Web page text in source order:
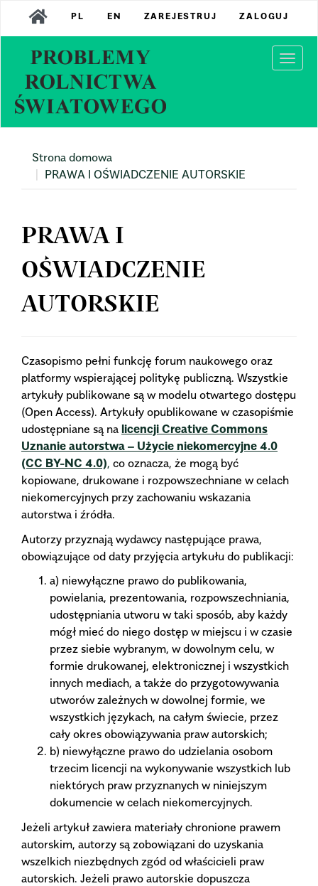
Main
Navigation
Content
Sidebar
PL EN ZAREJESTRUJ ZALOGUJ
Strona domowa
PRAWA I OŚWIADCZENIE AUTORSKIE
PRAWA I
OŚWIADCZENIE
AUTORSKIE
Czasopismo pełni funkcję forum naukowego oraz
platformy wspierającej politykę publiczną. Wszystkie
artykuły publikowane są w modelu otwartego dostępu
(Open Access). Artykuły opublikowane w czasopiśmie
udostępniane są na licencji Creative Commons
Uznanie autorstwa – Użycie niekomercyjne 4.0
(CC BY-NC 4.0), co oznacza, że mogą być
kopiowane, drukowane i rozpowszechniane w celach
niekomercyjnych przy zachowaniu wskazania
autorstwa i źródła.
Autorzy przyznają wydawcy następujące prawa,
obowiązujące od daty przyjęcia artykułu do publikacji:
a) niewyłączne prawo do publikowania,
powielania, prezentowania, rozpowszechniania,
udostępniania utworu w taki sposób, aby każdy
mógł mieć do niego dostęp w miejscu i w czasie
przez siebie wybranym, w dowolnym celu, w
formie drukowanej, elektronicznej i wszystkich
innych mediach, a także do przygotowywania
utworów zależnych w dowolnej formie, we
wszystkich językach, na całym świecie, przez
cały okres obowiązywania praw autorskich;
b) niewyłączne prawo do udzielania osobom
trzecim licencji na wykonywanie wszystkich lub
niektórych praw przyznanych w niniejszym
dokumencie w celach niekomercyjnych.
Jeżeli artykuł zawiera materiały chronione prawem
autorskim, autorzy są zobowiązani do uzyskania
wszelkich niezbędnych zgód od właścicieli praw
autorskich. Jeżeli prawo autorskie dopuszcza